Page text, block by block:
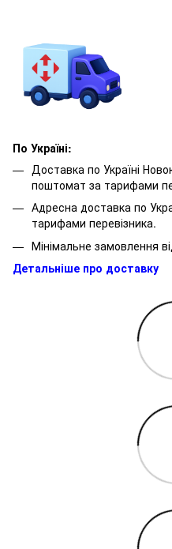
По Україні:
Доставка по Україні
поштомат за тарифами
Адресна доставка по
тарифами перевізника.
Мінімальне замовлення
Детальніше про доставку